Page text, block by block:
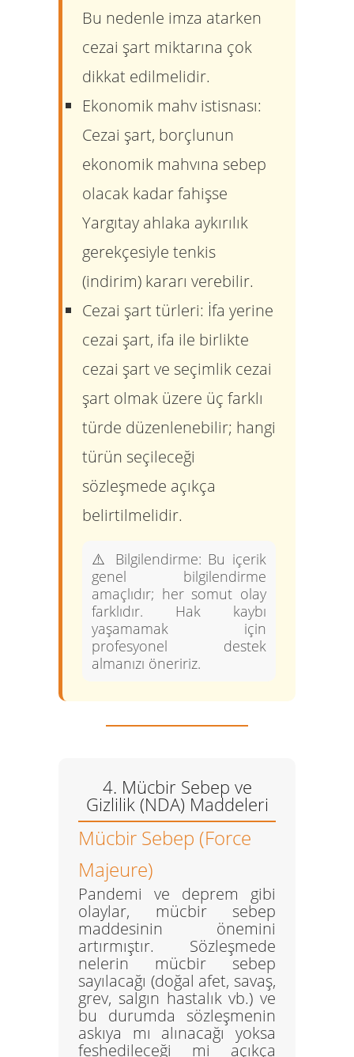
Bu nedenle imza atarken
cezai şart miktarına çok
dikkat edilmelidir.
Ekonomik mahv istisnası:
Cezai şart, borçlunun
ekonomik mahvına sebep
olacak kadar fahişse
Yargıtay ahlaka aykırılık
gerekçesiyle tenkis
(indirim) kararı verebilir.
Cezai şart türleri: İfa yerine
cezai şart, ifa ile birlikte
cezai şart ve seçimlik cezai
şart olmak üzere üç farklı
türde düzenlenebilir; hangi
türün seçileceği
sözleşmede açıkça
belirtilmelidir.
⚠️ Bilgilendirme: Bu içerik
genel bilgilendirme
amaçlıdır; her somut olay
farklıdır. Hak kaybı
yaşamamak için
profesyonel destek
almanızı öneririz.
4. Mücbir Sebep ve
Gizlilik (NDA) Maddeleri
Mücbir Sebep (Force
Majeure)
Pandemi ve deprem gibi
olaylar, mücbir sebep
maddesinin önemini
artırmıştır. Sözleşmede
nelerin mücbir sebep
sayılacağı (doğal afet, savaş,
grev, salgın hastalık vb.) ve
bu durumda sözleşmenin
askıya mı alınacağı yoksa
feshedileceği mi açıkça